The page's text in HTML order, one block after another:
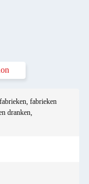
fabrieken
dranken,